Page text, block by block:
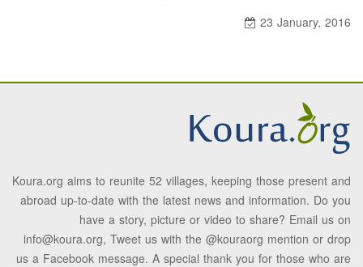
23 January, 2016
Koura.org aims to reunite 52 villages, keeping those present and
abroad up-to-date with the latest news and information. Do you
have a story, picture or video to share? Email us on
info@koura.org, Tweet us with the @kouraorg mention or drop
us a Facebook message. A special thank you for those who are